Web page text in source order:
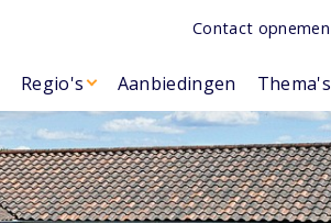
Contact opnemen
Regio's Aanbiedingen Thema's